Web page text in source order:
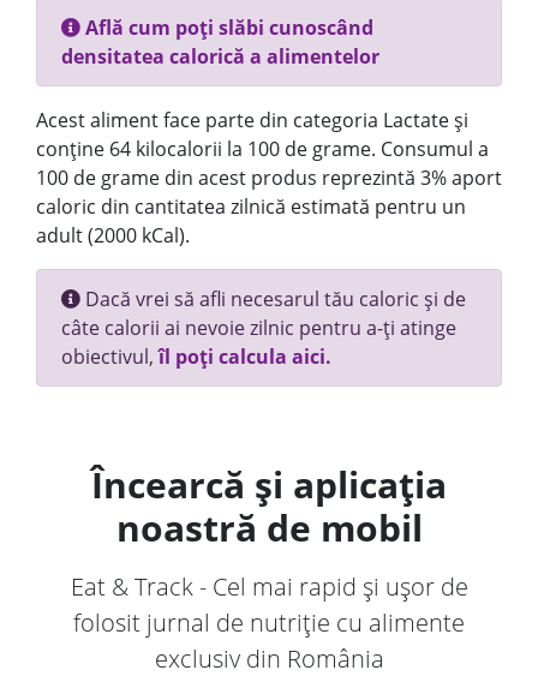
Află cum poți slăbi cunoscând
densitatea calorică a alimentelor
Acest aliment face parte din categoria Lactate și
conține 64 kilocalorii la 100 de grame. Consumul a
100 de grame din acest produs reprezintă 3% aport
caloric din cantitatea zilnică estimată pentru un
adult (2000 kCal).
Dacă vrei să afli necesarul tău caloric și de
câte calorii ai nevoie zilnic pentru a-ți atinge
obiectivul,îl poți calcula aici.
Încearcă și aplicația
noastră de mobil
Eat & Track - Cel mai rapid și ușor de
folosit jurnal de nutriție cu alimente
exclusiv din România